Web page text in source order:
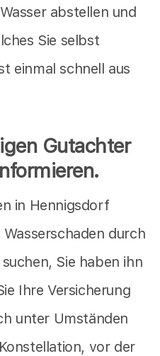
abstellen und
Sie selbst
einmal schnell aus
Gutachter
in Hennigsdorf
durch
Sie haben ihn
Ihre Versicherung
unter Umständen
vor der